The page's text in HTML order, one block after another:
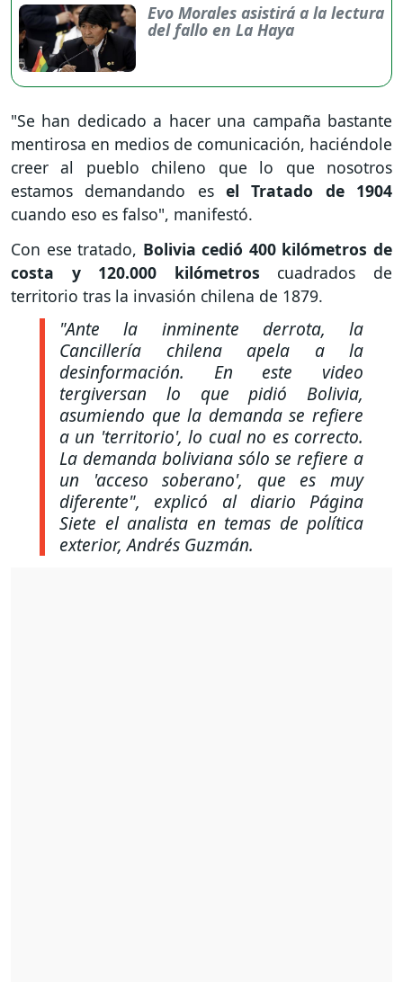
Evo Morales asistirá a la lectura
del fallo en La Haya
"Se han dedicado a hacer una campaña bastante
mentirosa en medios de comunicación, haciéndole
creer al pueblo chileno que lo que nosotros
estamos demandando esel Tratado de 1904
cuando eso es falso", manifestó.
Con ese tratado, Bolivia cedió 400 kilómetros de
costa y 120.000 kilómetros cuadrados de
territorio tras la invasión chilena de 1879.
"Ante la inminente derrota, la
Cancillería chilena apela a la
desinformación. En este video
tergiversan lo que pidió Bolivia,
asumiendo que la demanda se refiere
a un 'territorio', lo cual no es correcto.
La demanda boliviana sólo se refiere a
un 'acceso soberano', que es muy
diferente", explicó al diario Página
Siete el analista en temas de política
exterior, Andrés Guzmán.